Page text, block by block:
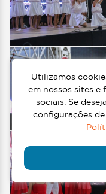
Utilizamos
em nossos sites e
sociais. Se
configurações de